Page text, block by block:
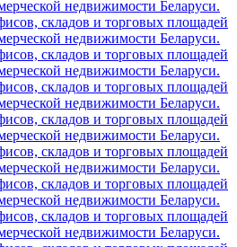
недвижимости Беларуси.
складов и торговых площадей
недвижимости Беларуси.
складов и торговых площадей
недвижимости Беларуси.
складов и торговых площадей
недвижимости Беларуси.
складов и торговых площадей
недвижимости Беларуси.
складов и торговых площадей
недвижимости Беларуси.
складов и торговых площадей
недвижимости Беларуси.
складов и торговых площадей
недвижимости Беларуси.